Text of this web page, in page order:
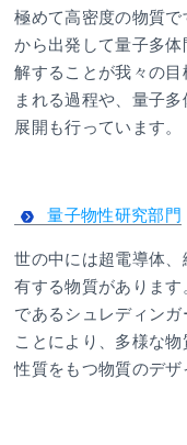
極めて高密度の物質
から出発して量子多
解することが我々の
まれる過程や、量子
展開も行っています。
量子物性研究部門
世の中には超電導体
有する物質がありま
であるシュレディン
ことにより、多様な
性質をもつ物質のデザ